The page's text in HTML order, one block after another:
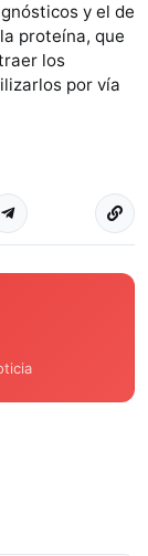
y el de
proteína, que
los
por vía